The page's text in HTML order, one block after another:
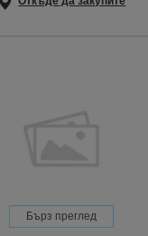
Бърз преглед